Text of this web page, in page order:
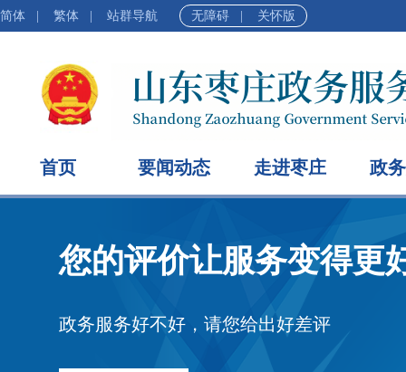
简体 繁体 站群导航 无障碍 关怀版
首页 要闻动态 走进枣庄 政
您的评价让服务变得更
政务服务好不好，请您给出好差评